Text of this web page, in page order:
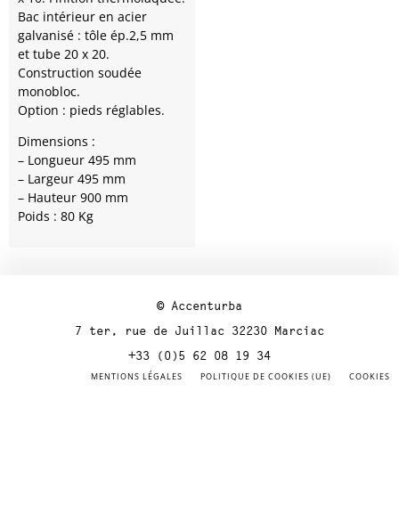
Bac intérieur en acier
galvanisé : tôle ép.2,5 mm
et tube 20 x 20.
Construction soudée
monobloc.
Option : pieds réglables.
Dimensions :
– Longueur 495 mm
– Largeur 495 mm
– Hauteur 900 mm
Poids : 80 Kg
© Accenturba
7 ter, rue de Juillac 32230 Marciac
+33 (0)5 62 08 19 34
MENTIONS LÉGALES POLITIQUE DE COOKIES (UE) COOKIES